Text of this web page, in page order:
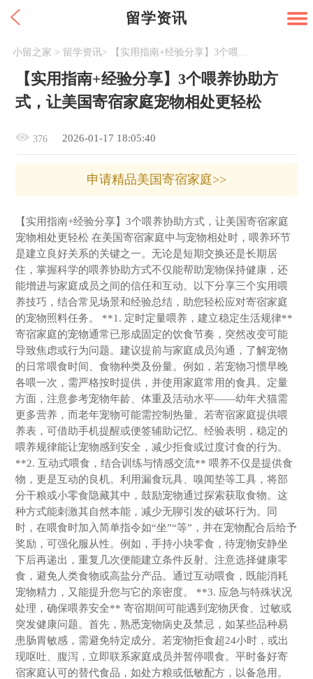
留学资讯
小留之家 > 留学资讯>
【实用指南+经验分享】3个喂养协助方
式，让美国寄宿家庭宠物相处更轻松
376 2026-01-17 18:05:40
申请精品美国寄宿家庭>>
【实用指南+经验分享】3个喂养协助方式，让美国寄宿家庭
宠物相处更轻松 在美国寄宿家庭中与宠物相处时，喂养环节
是建立良好关系的关键之一。无论是短期交换还是长期居
住，掌握科学的喂养协助方式不仅能帮助宠物保持健康，还
能增进与家庭成员之间的信任和互动。以下分享三个实用喂
养技巧，结合常见场景和经验总结，助您轻松应对寄宿家庭
的宠物照料任务。 **1. 定时定量喂养，建立稳定生活规律**
寄宿家庭的宠物通常已形成固定的饮食节奏，突然改变可能
导致焦虑或行为问题。建议提前与家庭成员沟通，了解宠物
的日常喂食时间、食物种类及份量。例如，若宠物习惯早晚
各喂一次，需严格按时提供，并使用家庭常用的食具。定量
方面，注意参考宠物年龄、体重及活动水平——幼年犬猫需
更多营养，而老年宠物可能需控制热量。若寄宿家庭提供喂
养表，可借助手机提醒或便签辅助记忆。经验表明，稳定的
喂养规律能让宠物感到安全，减少拒食或过度讨食的行为。
**2. 互动式喂食，结合训练与情感交流** 喂养不仅是提供食
物，更是互动的良机。利用漏食玩具、嗅闻垫等工具，将部
分干粮或小零食隐藏其中，鼓励宠物通过探索获取食物。这
种方式能刺激其自然本能，减少无聊引发的破坏行为。同
时，在喂食时加入简单指令如“坐”“等”，并在宠物配合后给予
奖励，可强化服从性。例如，手持小块零食，待宠物安静坐
下后再递出，重复几次便能建立条件反射。注意选择健康零
食，避免人类食物或高盐分产品。通过互动喂食，既能消耗
宠物精力，又能提升您与它的亲密度。 **3. 应急与特殊状况
处理，确保喂养安全** 寄宿期间可能遇到宠物厌食、过敏或
突发健康问题。首先，熟悉宠物病史及禁忌，如某些品种易
患肠胃敏感，需避免特定成分。若宠物拒食超24小时，或出
现呕吐、腹泻，立即联系家庭成员并暂停喂食。平时备好寄
宿家庭认可的替代食品，如处方粮或低敏配方，以备急用。